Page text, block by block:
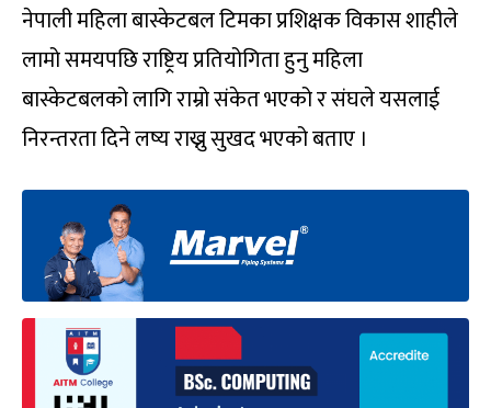
नेपाली महिला बास्केटबल टिमका प्रशिक्षक विकास शाहीले
लामो समयपछि राष्ट्रिय प्रतियोगिता हुनु महिला
बास्केटबलको लागि राम्रो संकेत भएको र संघले यसलाई
निरन्तरता दिने लष्य राख्नु सुखद भएको बताए ।